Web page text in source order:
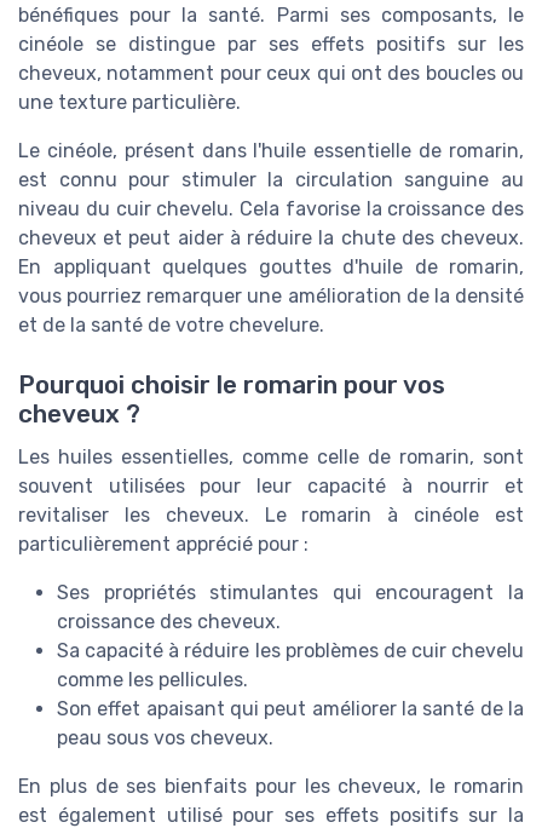
bénéfiques pour la santé. Parmi ses composants, le
cinéole se distingue par ses effets positifs sur les
cheveux, notamment pour ceux qui ont des boucles ou
une texture particulière.
Le cinéole, présent dans l'huile essentielle de romarin,
est connu pour stimuler la circulation sanguine au
niveau du cuir chevelu. Cela favorise la croissance des
cheveux et peut aider à réduire la chute des cheveux.
En appliquant quelques gouttes d'huile de romarin,
vous pourriez remarquer une amélioration de la densité
et de la santé de votre chevelure.
Pourquoi choisir le romarin pour vos
cheveux ?
Les huiles essentielles, comme celle de romarin, sont
souvent utilisées pour leur capacité à nourrir et
revitaliser les cheveux. Le romarin à cinéole est
particulièrement apprécié pour :
Ses propriétés stimulantes qui encouragent la
croissance des cheveux.
Sa capacité à réduire les problèmes de cuir chevelu
comme les pellicules.
Son effet apaisant qui peut améliorer la santé de la
peau sous vos cheveux.
En plus de ses bienfaits pour les cheveux, le romarin
est également utilisé pour ses effets positifs sur la